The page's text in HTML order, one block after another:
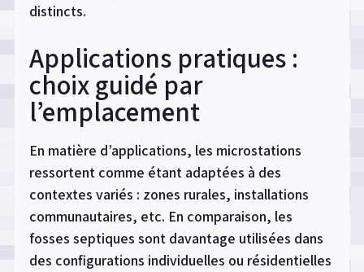
distincts.
Applications pratiques :
choix guidé par
l’emplacement
En matière d’applications, les microstations
ressortent comme étant adaptées à des
contextes variés : zones rurales, installations
communautaires, etc. En comparaison, les
fosses septiques sont davantage utilisées dans
des configurations individuelles ou résidentielles